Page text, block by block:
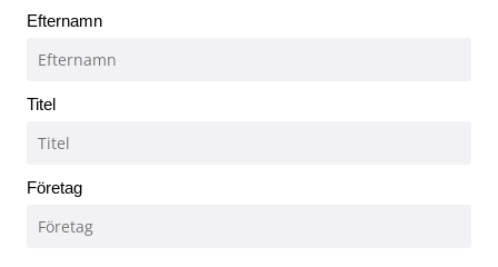
Efternamn
Titel
Företag